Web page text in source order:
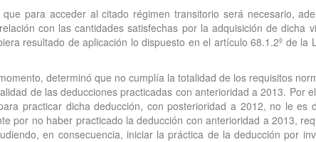
para acceder al citado régimen transitorio será necesario,
con las cantidades satisfechas por la adquisición de dicha
resultado de aplicación lo dispuesto en el artículo 68.1.2º de
determinó que no cumplía la totalidad de los requisitos
de las deducciones practicadas con anterioridad a 2013. Por
practicar dicha deducción, con posterioridad a 2012, no le es
por no haber practicado la deducción con anterioridad a 2013,
en consecuencia, iniciar la práctica de la deducción por